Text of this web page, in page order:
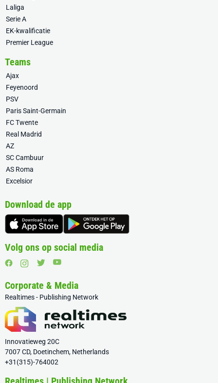
Laliga
Serie A
EK-kwalificatie
Premier League
Teams
Ajax
Feyenoord
PSV
Paris Saint-Germain
FC Twente
Real Madrid
AZ
SC Cambuur
AS Roma
Excelsior
Download de app
Volg ons op social media
Corporate & Media
Realtimes - Publishing Network
Innovatieweg 20C
7007 CD, Doetinchem, Netherlands
+31(315)-764002